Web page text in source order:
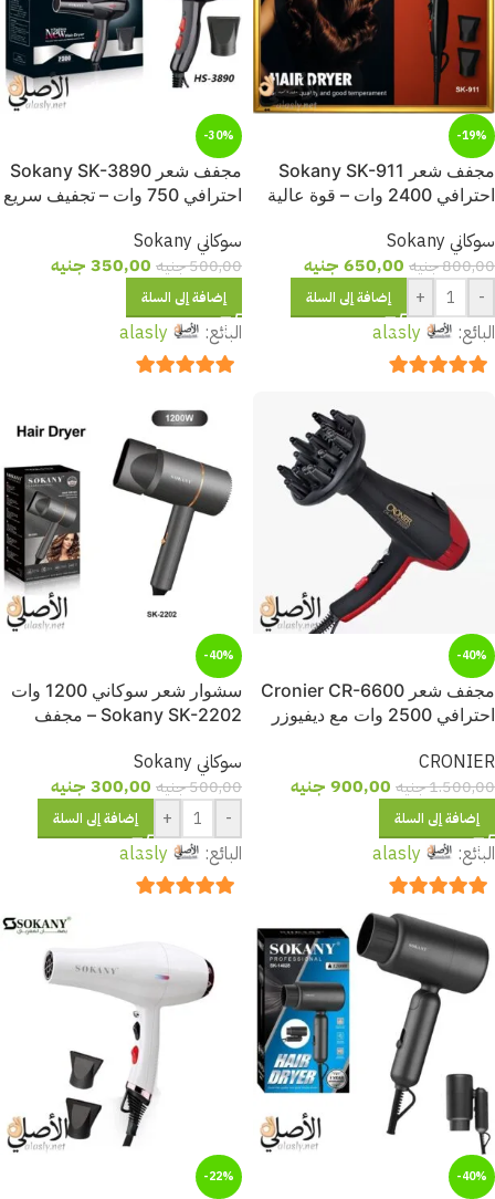
-19%
مجفف شعر Sokany SK-911
احترافي 2400 وات – قوة عالية
سوكاني Sokany
800,00جنيه 650,00 جنيه
-
+ إضافة إلى السلة
البائع: alasly
-30%
مجفف شعر Sokany SK-3890
احترافي 750 وات – تجفيف سريع
سوكاني Sokany
500,00جنيه 350,00 جنيه
إضافة إلى السلة
البائع: alasly
-40%
مجفف شعر Cronier CR-6600
احترافي 2500 وات مع ديفيوزر
CRONIER
1.500,00جنيه 900,00 جنيه
إضافة إلى السلة
البائع: alasly
-40%
سشوار شعر سوكاني 1200 وات
Sokany SK-2202 – مجفف
سوكاني Sokany
500,00جنيه 300,00 جنيه
-
+ إضافة إلى السلة
البائع: alasly
-40%
-22%